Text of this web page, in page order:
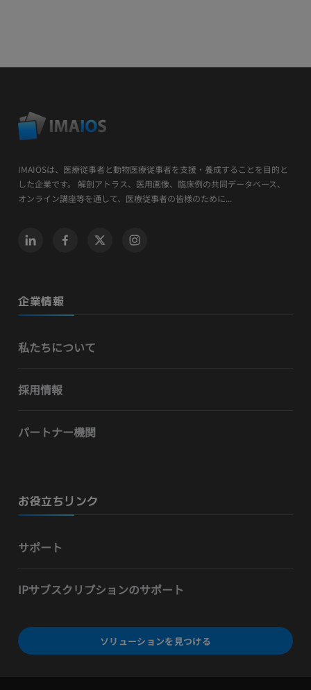
IMAIOSは、医療従事者と動物医療従事者を支援・養成することを目的と
した企業です。 解剖アトラス、医用画像、臨床例の共同データベース、
オンライン講座等を通して、医療従事者の皆様のために...
企業情報
私たちについて
採用情報
パートナー機関
お役立ちリンク
サポート
IPサブスクリプションのサポート
ソリューションを見つける